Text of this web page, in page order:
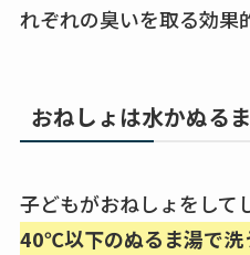
れぞれの臭いを取る効果
おねしょは水かぬる
子どもがおねしょをして
40℃以下のぬるま湯で洗